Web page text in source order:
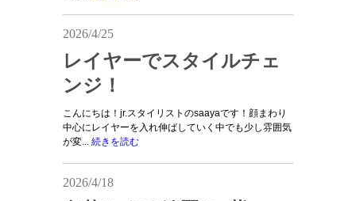
2026/4/25
レイヤーでスタイルチェ
ンジ！
こんにちは！jr.スタイリストのsaayaです！顔まわり
中心にレイヤーを入れ伸ばしていく中でも少し雰囲気
が変... 続きを読む
2026/4/18